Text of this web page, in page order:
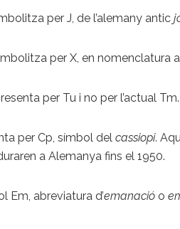
per J, de l’alemany antic
per X, en nomenclatura
per Tu i no per l’actual Tm.
per Cp, símbol delcassiopi.
a Alemanya fins el 1950.
Em, abreviatura d’emanació o